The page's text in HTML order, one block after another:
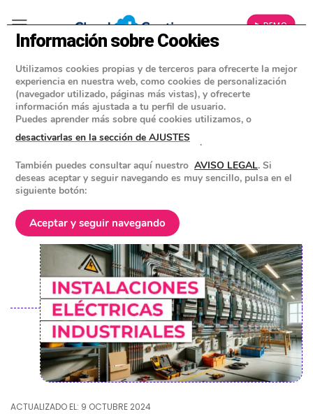
▶ DEMO
BLOG»EMPRESAS INSTALADORAS Y MANTENEDORAS
Instalaciones eléctricas
industriales: como funcionan, tipos
y características
POSTED ON3 JUNIO 2024
ACTUALIZADO EL: 9 OCTUBRE 2024
Información sobre Cookies
Utilizamos cookies propias y de terceros para ofrecerte la mejor
experiencia en nuestra web, como cookies de personalización
(navegador utilizado, páginas más vistas), y ofrecerte
información más ajustada a tu perfil de usuario.
Puedes aprender más sobre qué cookies utilizamos, o
desactivarlas en la sección de AJUSTES
.
También puedes consultar aquí nuestro AVISO LEGAL. Si
deseas aceptar y seguir navegando es muy sencillo, pulsa en el
siguiente botón:
Aceptar y seguir navegando